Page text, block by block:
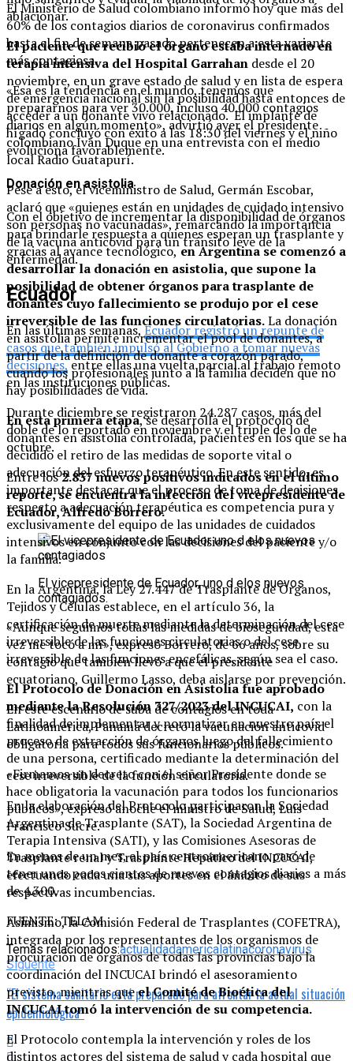
El Ministerio de Salud colombiano informó hoy que más del
60% de los contagios diarios de coronavirus confirmados
hasta el fin de semana pasado pertenecen a esta variante
más contagiosa.
«Esa es la tendencia en el mundo, tenemos que
prepararnos para ver 30.000, incluso 40.000 contagios
diarios en algún momento», advirtió ayer el presidente
colombiano Iván Duque en una entrevista con el medio
local Radio Guatapurí.
Pese a esto, el viceministro de Salud, Germán Escobar,
aclaró que «quienes están en unidades de cuidado intensivo
son personas no vacunadas», remarcando la importancia
de la vacuna anticovid para un tránsito leve de la
enfermedad.
Ecuador
En las últimas semanas,Ecuador registró un repunte de
casos que también impulsó al Gobierno a tomar nuevas
decisiones,entre ellas una vuelta parcial al trabajo remoto
en las instituciones públicas.
Durante diciembre se registraron 24.287 casos, más del
doble de lo reportado en noviembre y el triple de lo de
octubre.
Entre los2.837 nuevos positivos indicados en el último
reporte, se encuentra la infección del vicepresidente de
Ecuador, Alfredo Borrero.
El vicepresidente de Ecuador, uno d elos nuevos
contagiados.
«Aunque seguimos todas las medidas de bioseguridad, esta
vez me tocó a mí», expresó Borrero, de 66 años, sobre su
contagio que también llevó a que el presidente
ecuatoriano, Guillermo Lasso, deba aislarse por prevención.
En este escenario de suba de contagios en toda
Latinoamérica, Panamá decretó la vacunación anticovid
obligatoria para todos sus funcionarios públicos.
«Firmamos un decreto con el señor Presidente donde se
hace obligatoria la vacunación para todos los funcionarios
públicos», expresó anoche el ministro de Salud, Luis
Francisco Sucre.
En menos de un mes, el país centroamericano pasó de
tener unos pocos cientos de nuevos contagios diarios a más
de 4.300.
FUENTE: TELAM
Temas relacionados:actualidadamericalatinacoronavirus
Siguente
“El sistema sanitario está preparado para afrontar la actual situación
epidemiológica”
ablacionar.
El paciente que recibió el órgano estaba internado en
terapia intensiva del Hospital Garrahan desde el 20
noviembre, en un grave estado de salud y en lista de espera
de emergencia nacional sin la posibilidad hasta entonces de
acceder a un donante vivo relacionado. El implante de
hígado concluyó con éxito a las 18:30 del viernes y el niño
evoluciona favorablemente.
Donación en asistolia
Con el objetivo de incrementar la disponibilidad de órganos
para brindarle respuesta a quienes esperan un trasplante y
gracias al avance tecnológico,en Argentina se comenzó a
desarrollar la donación en asistolia, que supone la
posibilidad de obtener órganos para trasplante de
donantes cuyo fallecimiento se produjo por el cese
irreversible de las funciones circulatorias.La donación
en asistolia permite incrementar el pool de donantes, a
partir de la definición de donante a corazón parado,
cuando los profesionales junto a la familia deciden que no
hay posibilidades de vida.
En esta primera etapa, se desarrolla el protocolo de
donantes en asistolia controlada, pacientes en los que se ha
decidido el retiro de las medidas de soporte vital o
adecuación del esfuerzo terapéutico. En este sentido, es
importante destacar que el proceso de toma de decisiones
respecto a adecuación terapéutica es competencia pura y
exclusivamente del equipo de las unidades de cuidados
intensivos en conjunto con las decisiones del paciente y/o
la familia.
En la Argentina, la Ley 27.447 de Trasplante de Órganos,
Tejidos y Células establece, en el artículo 36, la
certificación de muerte mediante la determinación del cese
irreversible de las funciones circulatorias o del cese
irreversible de las funciones encefálicas, según sea el caso.
El Protocolo de Donación en Asistolia fue aprobado
mediante la Resolución 327/2023 del INCUCAI, con la
finalidad de implementar y normatizar en nuestro país el
proceso de extracción de órganos luego del fallecimiento
de una persona, certificado mediante la determinación del
cese irreversible de la función circulatoria.
En la elaboración del Protocolo participaron la Sociedad
Argentina de Trasplante (SAT), la Sociedad Argentina de
Terapia Intensiva (SATI), y las Comisiones Asesoras de
Trasplante renal y Trasplante Hepático del INCUCAI,
efectuando cada una sus aportes en el ámbito de sus
respectivas incumbencias.
Asimismo, la Comisión Federal de Trasplantes (COFETRA),
integrada por los representantes de los organismos de
procuración de órganos de todas las provincias bajo la
coordinación del INCUCAI brindó el asesoramiento
previsto, mientras queel Comité de Bioética del
INCUCAI tomó la intervención de su competencia.
El Protocolo contempla la intervención y roles de los
distintos actores del sistema de salud y cada hospital que